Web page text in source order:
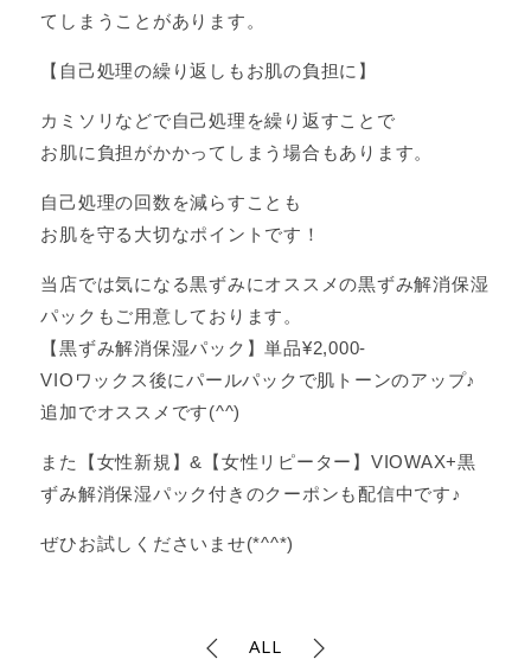
てしまうことがあります。
【自己処理の繰り返しもお肌の負担に】
カミソリなどで自己処理を繰り返すことで
お肌に負担がかかってしまう場合もあります。
自己処理の回数を減らすことも
お肌を守る大切なポイントです！
当店では気になる黒ずみにオススメの黒ずみ解消保湿
パックもご用意しております。
【黒ずみ解消保湿パック】単品¥2,000‐
VIOワックス後にパールパックで肌トーンのアップ♪
追加でオススメです(^^)
また【女性新規】&【女性リピーター】VIOWAX+黒
ずみ解消保湿パック付きのクーポンも配信中です♪
ぜひお試しくださいませ(*^^*)
ALL